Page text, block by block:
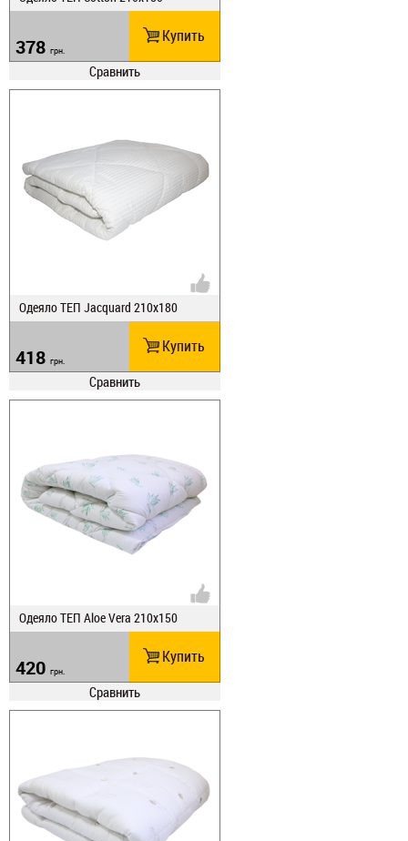
378 грн.
Купить
Сравнить
Одеяло ТЕП Jacquard 210х180
418 грн.
Купить
Сравнить
Одеяло ТЕП Aloe Vera 210х150
420 грн.
Купить
Сравнить